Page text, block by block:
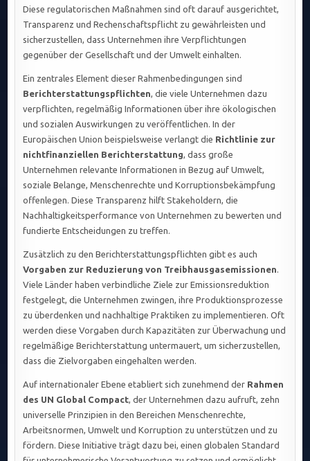
Diese regulatorischen Maßnahmen sind oft darauf ausgerichtet,
Transparenz und Rechenschaftspflicht zu gewährleisten und
sicherzustellen, dass Unternehmen ihre Verpflichtungen
gegenüber der Gesellschaft und der Umwelt einhalten.
Ein zentrales Element dieser Rahmenbedingungen sind
Berichterstattungspflichten, die viele Unternehmen dazu
verpflichten, regelmäßig Informationen über ihre ökologischen
und sozialen Auswirkungen zu veröffentlichen. In der
Europäischen Union beispielsweise verlangt die Richtlinie zur
nichtfinanziellen Berichterstattung, dass große
Unternehmen relevante Informationen in Bezug auf Umwelt,
soziale Belange, Menschenrechte und Korruptionsbekämpfung
offenlegen. Diese Transparenz hilft Stakeholdern, die
Nachhaltigkeitsperformance von Unternehmen zu bewerten und
fundierte Entscheidungen zu treffen.
Zusätzlich zu den Berichterstattungspflichten gibt es auch
Vorgaben zur Reduzierung von Treibhausgasemissionen.
Viele Länder haben verbindliche Ziele zur Emissionsreduktion
festgelegt, die Unternehmen zwingen, ihre Produktionsprozesse
zu überdenken und nachhaltige Praktiken zu implementieren. Oft
werden diese Vorgaben durch Kapazitäten zur Überwachung und
regelmäßige Berichterstattung untermauert, um sicherzustellen,
dass die Zielvorgaben eingehalten werden.
Auf internationaler Ebene etabliert sich zunehmend der Rahmen
des UN Global Compact, der Unternehmen dazu aufruft, zehn
universelle Prinzipien in den Bereichen Menschenrechte,
Arbeitsnormen, Umwelt und Korruption zu unterstützen und zu
fördern. Diese Initiative trägt dazu bei, einen globalen Standard